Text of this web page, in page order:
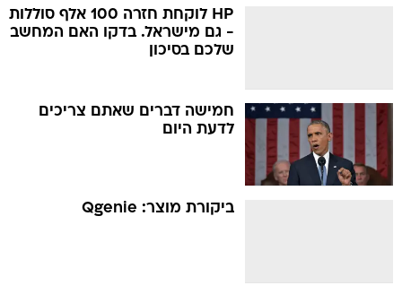
HP לוקחת חזרה 100 אלף סוללות
- גם מישראל. בדקו האם המחשב
שלכם בסיכון
חמישה דברים שאתם צריכים
לדעת היום
ביקורת מוצר: Qgenie